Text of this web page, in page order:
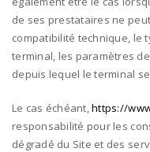
de ses prestataires ne
compatibilité technique, le
terminal, les paramètres
depuis lequel le terminal
Le cas échéant,https://
responsabilité pour les
dégradé du Site et des